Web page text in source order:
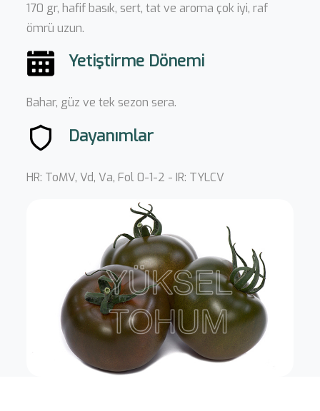
170 gr, hafif basık, sert, tat ve aroma çok iyi, raf
ömrü uzun.
Yetiştirme Dönemi
Bahar, güz ve tek sezon sera.
Dayanımlar
HR: ToMV, Vd, Va, Fol 0-1-2 - IR: TYLCV